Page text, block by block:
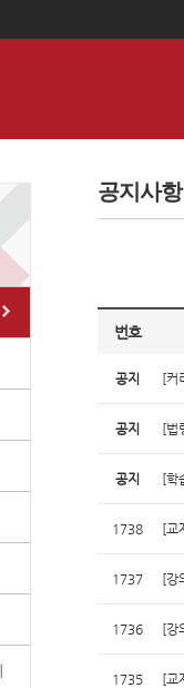
공지사항
번호
공지 [커
공지 [법
공지 [학
1738 [교
1737 [강
1736 [강
1735 [교